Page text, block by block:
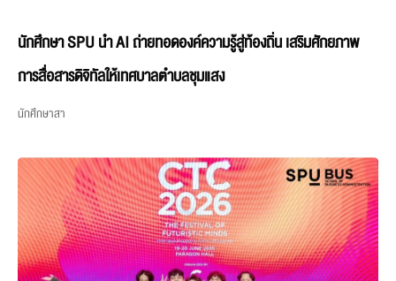
นักศึกษา SPU นำ AI ถ่ายทอดองค์ความรู้สู่ท้องถิ่น เสริมศักยภาพ
การสื่อสารดิจิทัลให้เทศบาลตำบลชุมแสง
นักศึกษาสา